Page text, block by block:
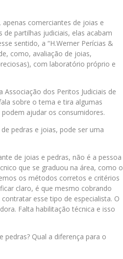
comerciantes de joias e
partilhas judiciais, elas acabam
sentido, a “H.Werner Perícias &
como, avaliação de joias,
com laboratório próprio e
dos Peritos Judiciais de
sobre o tema e tira algumas
ajudar os consumidores.
pedras e joias, pode ser uma
de joias e pedras, não é a pessoa
que se graduou na área, como o
os métodos corretos e critérios
claro, é que mesmo cobrando
esse tipo de especialista. O
Falta habilitação técnica e isso
pedras? Qual a diferença para o